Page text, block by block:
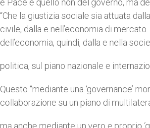
e Pace è quello non del governo, ma
“Che la giustizia sociale sia attuata
civile, dalla e nell’economia di
dell’economia, quindi, dalla e nella
politica, sul piano nazionale e
Questo “mediante una ‘governance’
collaborazione su un piano di
ma anche mediante un vero e proprio